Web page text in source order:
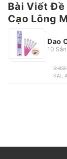
Bài Viết Đề
Cạo Lông
Dao
10
KAI,